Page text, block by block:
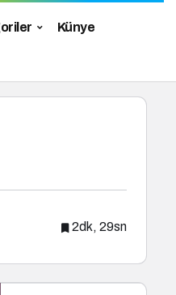
Künye
2dk, 29sn